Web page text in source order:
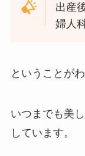
出産
婦人
ということが
いつまでも美
しています。